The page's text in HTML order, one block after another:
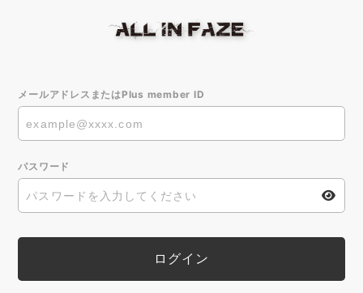
メールアドレスまたはPlus member ID
パスワード